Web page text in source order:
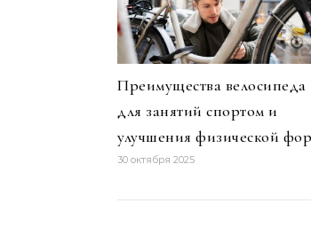
Преимущества велосипеда
для занятий спортом и
улучшения физической
30 октября 2025